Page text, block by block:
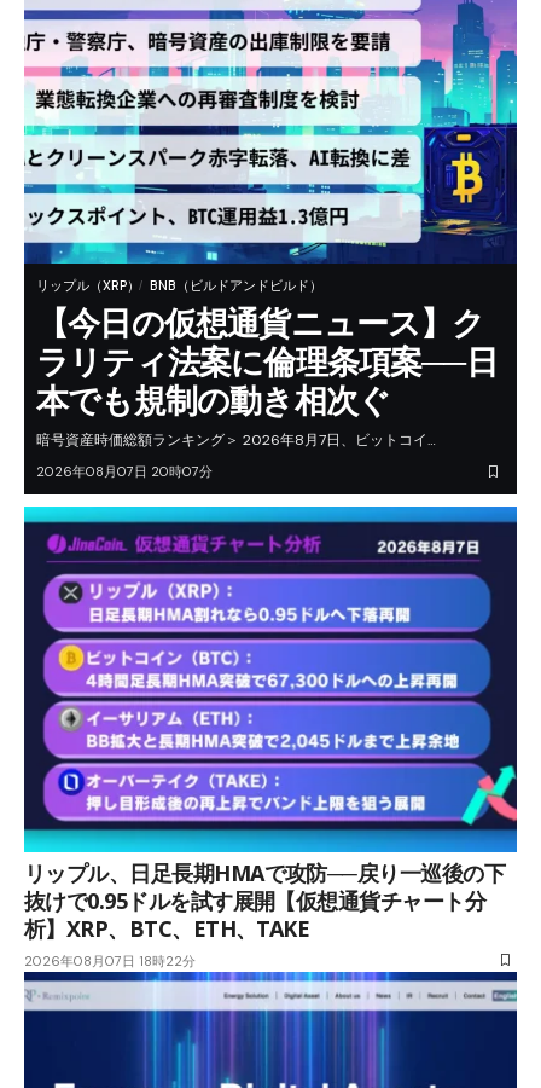
リップル（XRP） BNB（ビルドアンドビルド）
【今日の仮想通貨ニュース】ク
ラリティ法案に倫理条項案──日
本でも規制の動き相次ぐ
暗号資産時価総額ランキング＞ 2026年8月7日、ビットコイ…
2026年08月07日 20時07分
リップル、日足長期HMAで攻防──戻り一巡後の下
抜けで0.95ドルを試す展開【仮想通貨チャート分
析】XRP、BTC、ETH、TAKE
2026年08月07日 18時22分